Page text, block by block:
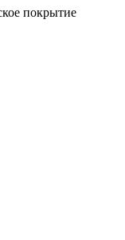
покрытие